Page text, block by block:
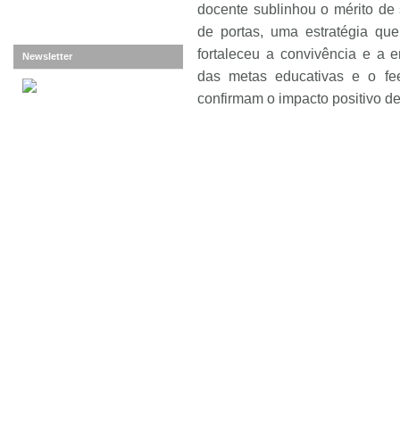
docente sublinhou o mérito
de portas, uma estratégia
fortaleceu a convivência e a
das metas educativas e o
confirmam o impacto positivo
Newsletter